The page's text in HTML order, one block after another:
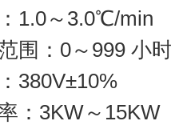
1.0～3.0℃/min
围：0～999 小
380V±10%
：3KW～15KW